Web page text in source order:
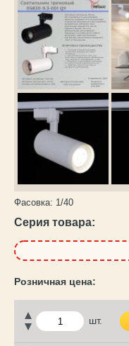
Фасовка: 1/40
Серия товара:
шт.